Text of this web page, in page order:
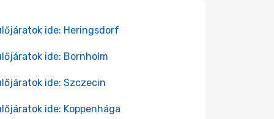
ide: Heringsdorf
ide: Bornholm
ide: Szczecin
ide: Koppenhága